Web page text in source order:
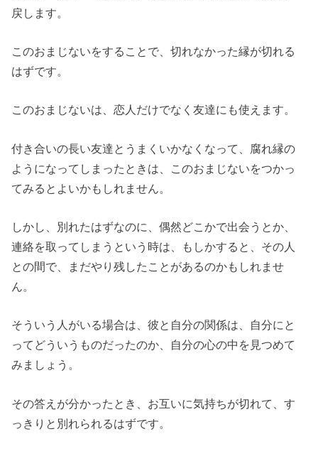
戻します。
このおまじないをすることで、切れなかった縁が切れる
はずです。
このおまじないは、恋人だけでなく友達にも使えます。
付き合いの長い友達とうまくいかなくなって、腐れ縁の
ようになってしまったときは、このおまじないをつかっ
てみるとよいかもしれません。
しかし、別れたはずなのに、偶然どこかで出会うとか、
連絡を取ってしまうという時は、もしかすると、その人
との間で、まだやり残したことがあるのかもしれませ
ん。
そういう人がいる場合は、彼と自分の関係は、自分にと
ってどういうものだったのか、自分の心の中を見つめて
みましょう。
その答えが分かったとき、お互いに気持ちが切れて、す
っきりと別れられるはずです。